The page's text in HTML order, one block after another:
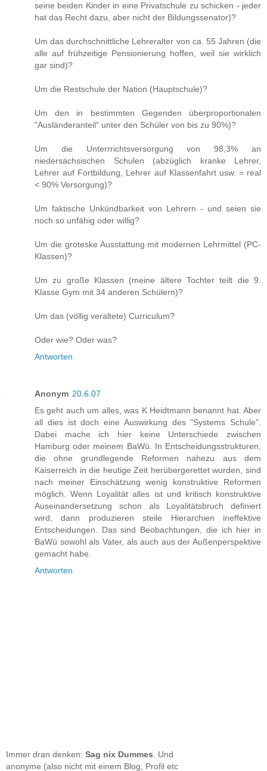
seine beiden Kinder in eine Privatschule zu schicken - jeder
hat das Recht dazu, aber nicht der Bildungssenator)?
Um das durchschnittliche Lehreralter von ca. 55 Jahren (die
alle auf frühzeitige Pensionierung hoffen, weil sie wirklich
gar sind)?
Um die Restschule der Nation (Hauptschule)?
Um den in bestimmten Gegenden überproportionalen
"Ausländeranteil" unter den Schüler von bis zu 90%)?
Um die Unterrrichtsversorgung von 98,3% an
niedersächsischen Schulen (abzüglich kranke Lehrer,
Lehrer auf Fortbildung, Lehrer auf Klassenfahrt usw. = real
< 90% Versorgung)?
Um faktische Unkündbarkeit von Lehrern - und seien sie
noch so unfähig oder willig?
Um die groteske Ausstattung mit modernen Lehrmittel (PC-
Klassen)?
Um zu große Klassen (meine ältere Tochter teilt die 9.
Klasse Gym mit 34 anderen Schülern)?
Um das (völlig veraltete) Curriculum?
Oder wie? Oder was?
Antworten
Anonym 20.6.07
Es geht auch um alles, was K.Heidtmann benannt hat. Aber
all dies ist doch eine Auswirkung des "Systems Schule".
Dabei mache ich hier keine Unterschiede zwischen
Hamburg oder meinem BaWü. In Entscheidungsstrukturen,
die ohne grundlegende Reformen nahezu aus dem
Kaiserreich in die heutige Zeit herübergerettet wurden, sind
nach meiner Einschätzung wenig konstruktive Reformen
möglich. Wenn Loyalität alles ist und kritisch konstruktive
Auseinandersetzung schon als Loyalitätsbruch definiert
wird, dann produzieren steile Hierarchien ineffektive
Entscheidungen. Das sind Beobachtungen, die ich hier in
BaWü sowohl als Vater, als auch aus der Außenperspektive
gemacht habe.
Antworten
Immer dran denken: Sag nix Dummes . Und
anonyme (also nicht mit einem Blog, Profil etc